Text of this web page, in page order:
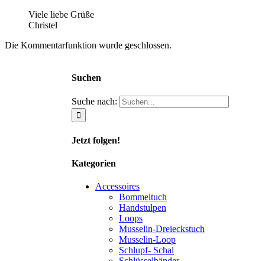
Viele liebe Grüße
Christel
Die Kommentarfunktion wurde geschlossen.
Suchen
Suche nach:
Jetzt folgen!
Kategorien
Accessoires
Bommeltuch
Handstulpen
Loops
Musselin-Dreieckstuch
Musselin-Loop
Schlupf- Schal